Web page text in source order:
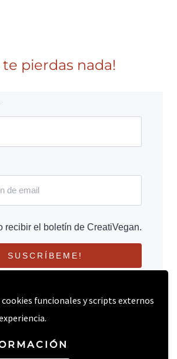
funcionales y scripts externos
te pierdas nada!
recibir el boletín de CreatiVegan.
SUSCRÍBEME!